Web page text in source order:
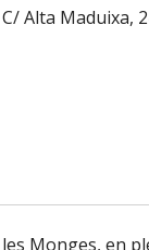
Alta Maduixa,
Monges, en